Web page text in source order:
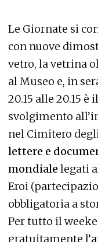
Le Giornate si
con nuove
vetro, la vetrina
al Museo e, in
20.15 alle 20.15
svolgimento
nel Cimitero
lettere e
mondiale legati
Eroi
obbligatoria a
Per tutto il
gratuitamente l’